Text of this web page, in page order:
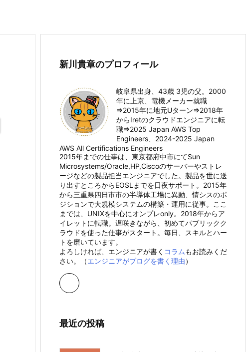
新川貴章のプロフィール
岐阜県出身、43歳 3児の父。2000
年に上京、電機メーカー就職
⇒2015年に地元Uターン⇒2018年
からIretのクラウドエンジニアに転
職⇒2025 Japan AWS Top
Engineers、2024-2025 Japan
AWS All Certifications Engineers
2015年までの仕事は、東京都府中市にてSun
Microsystems/Oracle,HP,Ciscoのサーバーやストレ
ージなどの製品担当エンジニアでした。製品を世に送
り出すところからEOSLまでを日夜サポート。2015年
から三重県四日市市の半導体工場に異動、情シスのポ
ジションで大規模システムの構築・運用に従事。ここ
までは、UNIXを中心にオンプレonly。2018年からア
イレットに転職。遅咲きながら、初めてパブリックク
ラウドを使った仕事がスタート。毎日、スキルとハー
トを磨いています。
よろしければ、エンジニアが書く コラム もお読みくだ
さい。（エンジニアがブログを書く理由）
最近の投稿